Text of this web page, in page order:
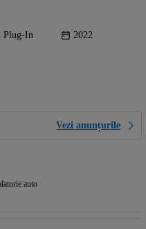
Plug-In 2022
Vezi anunțurile
auto